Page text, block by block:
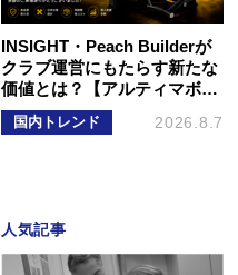
INSIGHT・Peach Builderが
クラブ運営にもたらす新たな
価値とは？【アルティマボ…
国内トレンド 2026.8.7
人気記事